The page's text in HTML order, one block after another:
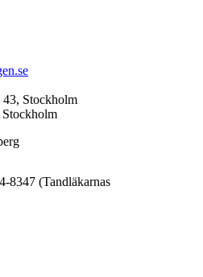
43, Stockholm
Stockholm
8347 (Tandläkarnas